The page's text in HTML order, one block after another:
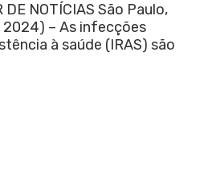
DE NOTÍCIAS São Paulo,
2024) – As infecções
à saúde (IRAS) são